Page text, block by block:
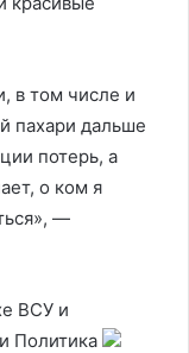
в том числе и
пахари дальше
потерь, а
о ком я
—
ВСУ и
Политика